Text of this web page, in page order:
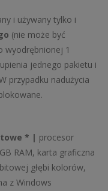
i używany tylko i
(nie może być
wyodrębnionej 1
jednego pakietu i
przypadku nadużycia
* | procesor
RAM, karta graficzna
głębi kolorów,
z Windows